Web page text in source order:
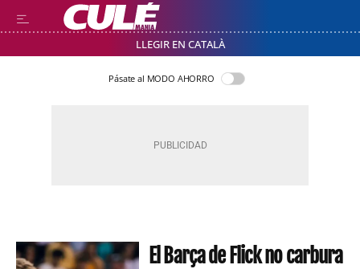
LLEGIR EN CATALÀ
Pásate al MODO AHORRO
El Barça de Flick no carbura